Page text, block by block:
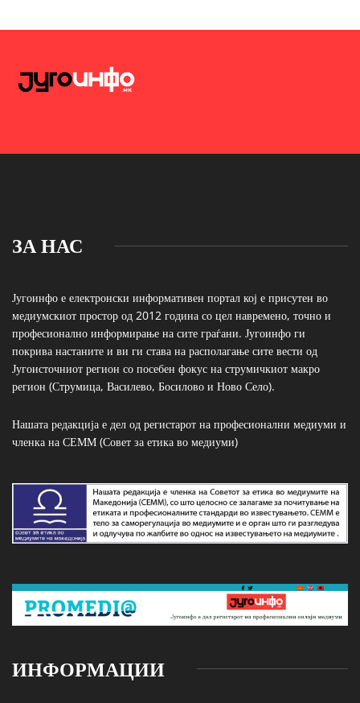
ЗА НАС
Југоинфо е електронски информативен портал кој е присутен во
медиумскиот простор од 2012 година со цел навремено, точно и
професионално информирање на сите граѓани. Југоинфо ги
покрива настаните и ви ги става на располагање сите вести од
Југоисточниот регион со посебен фокус на струмичкиот макро
регион (Струмица, Василево, Босилово и Ново Село).
Нашата редакција е дел од регистарот на професионални медиуми и
членка на СЕММ (Совет за етика во медиуми)
ИНФОРМАЦИИ